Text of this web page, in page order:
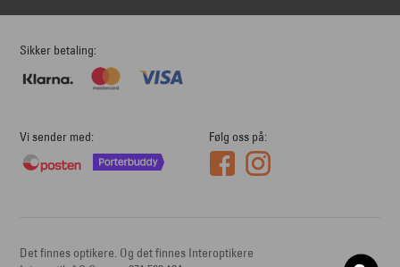
Sikker betaling
Vi sender med Følg oss på
Det finnes optikere. Og det finnes Interoptikere